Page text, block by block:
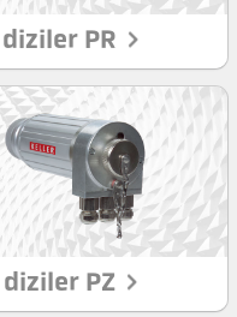
diziler PR
diziler PZ